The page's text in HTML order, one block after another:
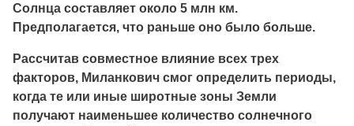
Солнца составляет около 5 млн км.
Предполагается, что раньше оно было больше.
Рассчитав совместное влияние всех трех
факторов, Миланкович смог определить периоды,
когда те или иные широтные зоны Земли
получают наименьшее количество солнечного